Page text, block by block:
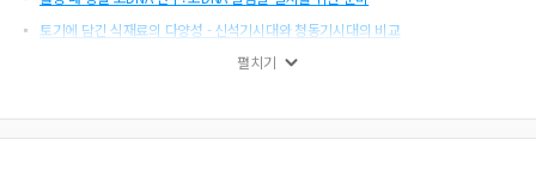
토기에 담긴 식재료의 다양성 - 신석기시대와 청동기시대의 비교
청동기시대 묘제의 다양함에 대한 원인과 결과 —송국리유형과 검단리유형의 비교
중원지역 고대 제련로의 새로운 접근
펼치기